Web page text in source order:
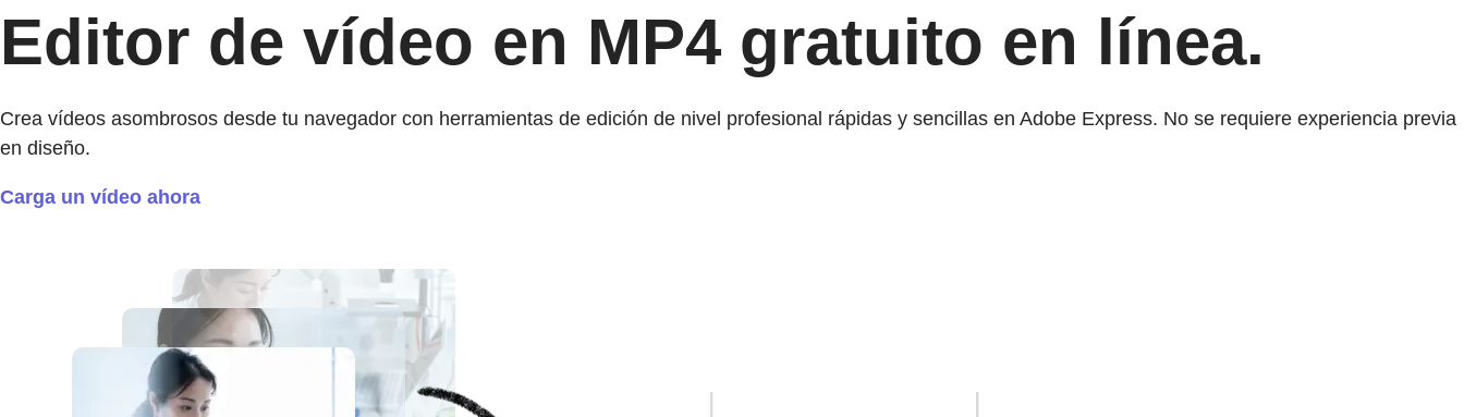
Editor de vídeo en MP4 gratuito en línea.
Crea vídeos asombrosos desde tu navegador con herramientas de edición de nivel profesional rápidas y sencillas en Adobe Express. No se requiere experiencia previa
en diseño.
Carga un vídeo ahora